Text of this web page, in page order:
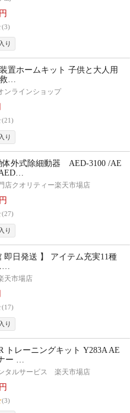
円
(3)
置ホームキット 子供と大人用
…
ンラインショップ
(21)
体外式除細動器 AED-3100 /AE
店クオリティー楽天市場店
円
(27)
即日発送 】 アイテム充実11種
天市場店
(17)
トレーニングキット Y283A AE
ー …
タルサービス 楽天市場店
円
(3)